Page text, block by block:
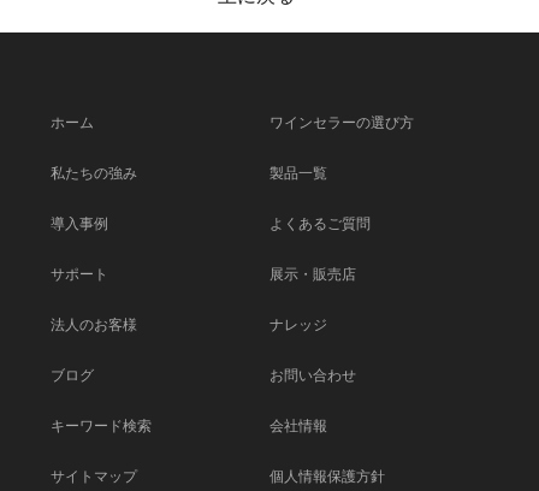
ホーム ワインセラーの選び方
私たちの強み 製品一覧
導入事例 よくあるご質問
サポート 展示・販売店
法人のお客様 ナレッジ
ブログ お問い合わせ
キーワード検索 会社情報
サイトマップ 個人情報保護方針